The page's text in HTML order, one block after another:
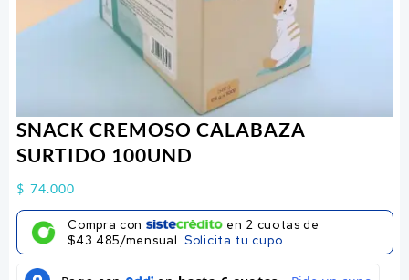
SNACK CREMOSO CALABAZA
SURTIDO 100UND
$ 74.000
Compra con en 2 cuotas de
$43.485/mensual.Solicita tu cupo.